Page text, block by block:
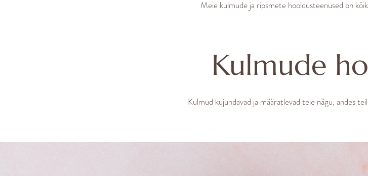
Meie kulmude ja ripsmete hooldusteenused on
Kulmude
Kulmud kujundavad ja määratlevad teie nägu, andes